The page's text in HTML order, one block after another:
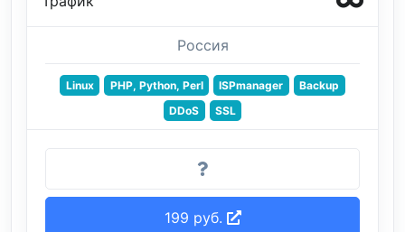
Россия
Linux PHP, Python, Perl ISPmanager
Backup
DDoS
SSL
199 руб.